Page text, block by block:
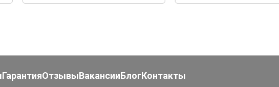
ГарантияОтзывыВакансииБлогКонтакты